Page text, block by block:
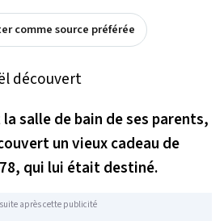
comme source préférée
salle de bain de ses parents,
un vieux cadeau de
qui lui était destiné.
après cette publicité